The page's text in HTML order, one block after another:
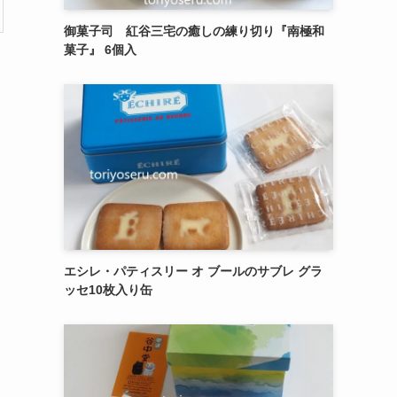
御菓子司 紅谷三宅の癒しの練り切り『南極和
菓子』 6個入
エシレ・パティスリー オ ブールのサブレ グラ
ッセ10枚入り缶